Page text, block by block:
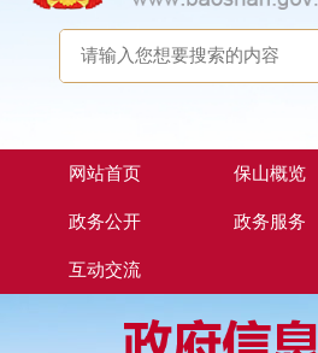
网站首页 保山概览
政务公开 政务服务
互动交流